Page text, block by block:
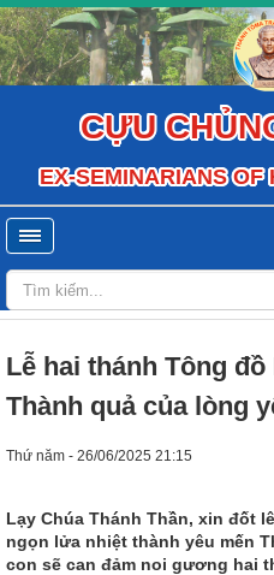
CỰU
EX-SEMINARIANS OF
Lễ hai thánh Tông
Thành quả của lòng
Thứ năm - 26/06/2025 21:15
Lạy Chúa Thánh Thần, xin đốt
ngọn lửa nhiệt thành yêu mến
con sẽ can đảm noi gương hai